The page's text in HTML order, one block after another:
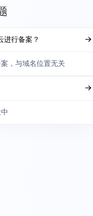
进行备案？
，与域名位置无关